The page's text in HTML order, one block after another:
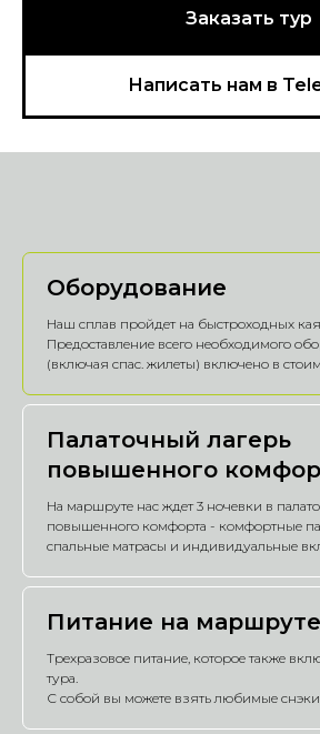
Заказать тур
Напиcать нам в
Оборудование
Наш сплав пройдет на быстроходных
Предоставление всего необходимого
(включая спас. жилеты) включено в
Палаточный лагерь
повышенного
На маршруте нас ждет 3 ночевки в
повышенного комфорта - комфортные
спальные матрасы и индивидуальные
Питание на маршруте
Трехразовое питание, которое также
тура.
С собой вы можете взять любимые снэки